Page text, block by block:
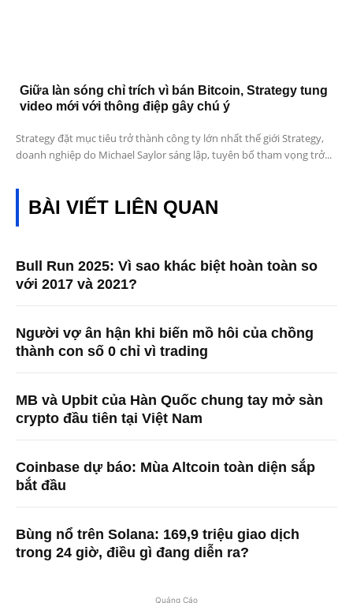
Giữa làn sóng chỉ trích vì bán Bitcoin, Strategy tung
video mới với thông điệp gây chú ý
Strategy đặt mục tiêu trở thành công ty lớn nhất thế giới Strategy,
doanh nghiệp do Michael Saylor sáng lập, tuyên bố tham vọng trở...
BÀI VIẾT LIÊN QUAN
Bull Run 2025: Vì sao khác biệt hoàn toàn so
với 2017 và 2021?
Người vợ ân hận khi biến mồ hôi của chồng
thành con số 0 chỉ vì trading
MB và Upbit của Hàn Quốc chung tay mở sàn
crypto đầu tiên tại Việt Nam
Coinbase dự báo: Mùa Altcoin toàn diện sắp
bắt đầu
Bùng nổ trên Solana: 169,9 triệu giao dịch
trong 24 giờ, điều gì đang diễn ra?
Quảng Cáo